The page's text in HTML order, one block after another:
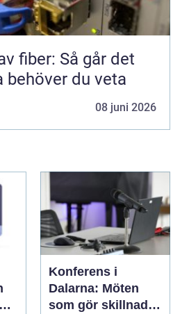
fiber: Så går det
du veta
08 juni 2026
Konferens i
Dalarna: Möten
som gör skillnad i